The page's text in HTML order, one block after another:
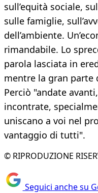
sull’equità sociale,
sulle famiglie,
dell’ambiente.
rimandabile. Lo
parola lasciata in
mentre la gran parte
Perciò "andate
incontrate,
uniscano a voi nel
vantaggio di tutti".
© RIPRODUZIONE
Seguici anche su